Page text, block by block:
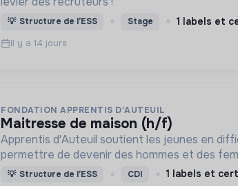
💡 Structure de l’ESS Stage 1 labels et
Il y a 14 jours
FONDATION APPRENTIS D'AUTEUIL
maitresse de maison (h/f)
Apprentis d'Auteuil soutient les jeunes en
permettre de devenir des hommes et des
💡 Structure de l’ESS CDI 1 labels et